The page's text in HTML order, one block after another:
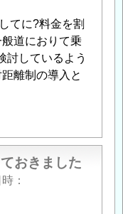
てに?料金を割
道におりて乗
討しているよう
離制の導入と
おきました
時